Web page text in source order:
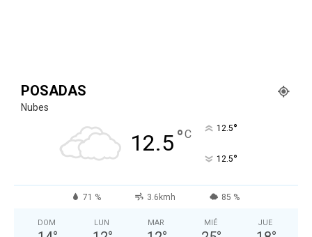
POSADAS
Nubes
12.5°C 12.5°
12.5°
71 % 3.6kmh 85 %
DOM LUN MAR MIÉ JUE